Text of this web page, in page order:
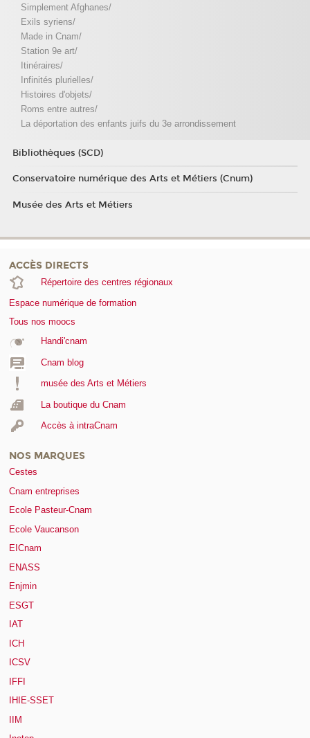
Simplement Afghanes/
Exils syriens/
Made in Cnam/
Station 9e art/
Itinéraires/
Infinités plurielles/
Histoires d'objets/
Roms entre autres/
La déportation des enfants juifs du 3e arrondissement
Bibliothèques (SCD)
Conservatoire numérique des Arts et Métiers (Cnum)
Musée des Arts et Métiers
ACCÈS DIRECTS
Répertoire des centres régionaux
Espace numérique de formation
Tous nos moocs
Handi'cnam
Cnam blog
musée des Arts et Métiers
La boutique du Cnam
Accès à intraCnam
NOS MARQUES
Cestes
Cnam entreprises
Ecole Pasteur-Cnam
Ecole Vaucanson
EICnam
ENASS
Enjmin
ESGT
IAT
ICH
ICSV
IFFI
IHIE-SSET
IIM